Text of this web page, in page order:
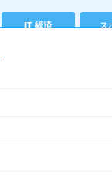
IT 経済 ス